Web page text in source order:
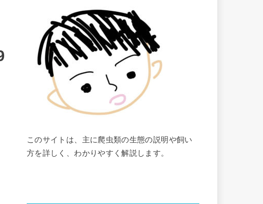
このサイトは、主に爬虫類の生態の説明や飼い
方を詳しく、わかりやすく解説します。